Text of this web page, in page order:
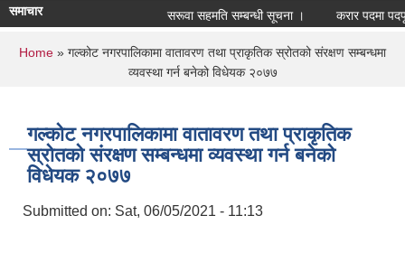
समाचार सरूवा सहमति सम्बन्धी सूचना । करार पदमा
You are here
Home » गल्कोट नगरपालिकामा वातावरण तथा प्राकृतिक स्रोतको संरक्षण सम्बन्धमा
व्यवस्था गर्न बनेको विधेयक २०७७
गल्कोट नगरपालिकामा वातावरण तथा प्राकृतिक
स्रोतको संरक्षण सम्बन्धमा व्यवस्था गर्न बनेको
विधेयक २०७७
Submitted on: Sat, 06/05/2021 - 11:13